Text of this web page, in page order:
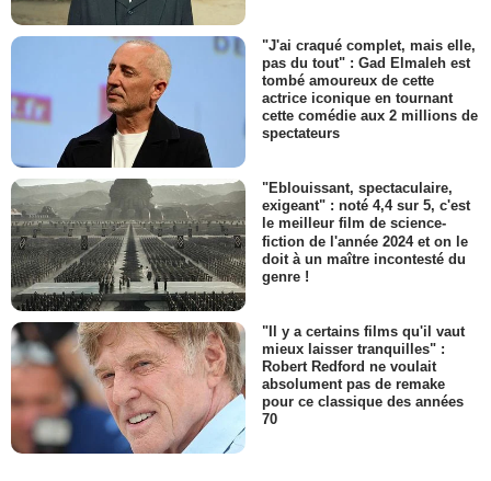
"J'ai craqué complet, mais elle,
pas du tout" : Gad Elmaleh est
tombé amoureux de cette
actrice iconique en tournant
cette comédie aux 2 millions de
spectateurs
"Eblouissant, spectaculaire,
exigeant" : noté 4,4 sur 5, c'est
le meilleur film de science-
fiction de l'année 2024 et on le
doit à un maître incontesté du
genre !
"Il y a certains films qu'il vaut
mieux laisser tranquilles" :
Robert Redford ne voulait
absolument pas de remake
pour ce classique des années
70